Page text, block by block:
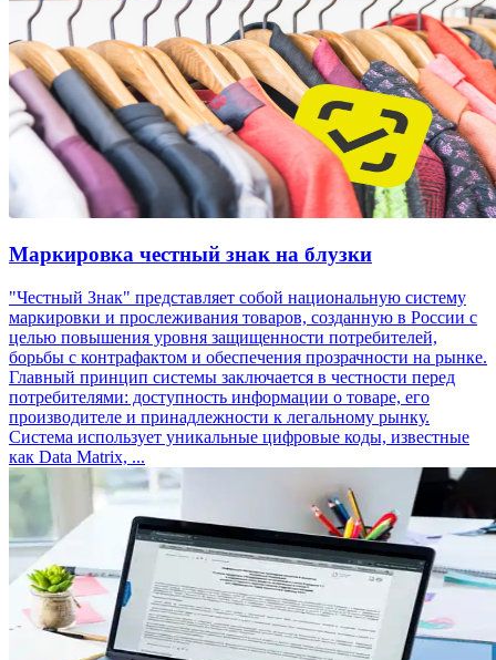
Маркировка честный знак на блузки
"Честный Знак" представляет собой национальную систему
маркировки и прослеживания товаров, созданную в России с
целью повышения уровня защищенности потребителей,
борьбы с контрафактом и обеспечения прозрачности на рынке.
Главный принцип системы заключается в честности перед
потребителями: доступность информации о товаре, его
производителе и принадлежности к легальному рынку.
Система использует уникальные цифровые коды, известные
как Data Matrix, ...